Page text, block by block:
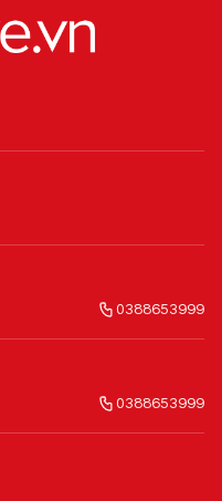
0388653999
0388653999